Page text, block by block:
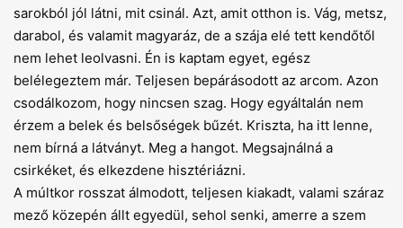
sarokból jól látni, mit csinál. Azt, amit otthon is. Vág, metsz,
darabol, és valamit magyaráz, de a szája elé tett kendőtől
nem lehet leolvasni. Én is kaptam egyet, egész
belélegeztem már. Teljesen bepárásodott az arcom. Azon
csodálkozom, hogy nincsen szag. Hogy egyáltalán nem
érzem a belek és belsőségek bűzét. Kriszta, ha itt lenne,
nem bírná a látványt. Meg a hangot. Megsajnálná a
csirkéket, és elkezdene hisztériázni.
A múltkor rosszat álmodott, teljesen kiakadt, valami száraz
mező közepén állt egyedül, sehol senki, amerre a szem